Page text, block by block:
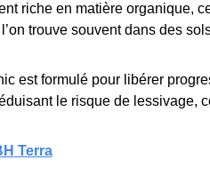
riche en matière organique,
trouve souvent dans des
est formulé pour libérer
le risque de lessivage,
Terra